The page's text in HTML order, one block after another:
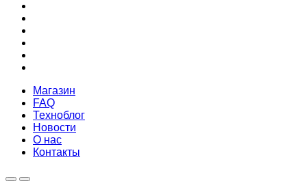
Магазин
FAQ
Техноблог
Новости
О нас
Контакты